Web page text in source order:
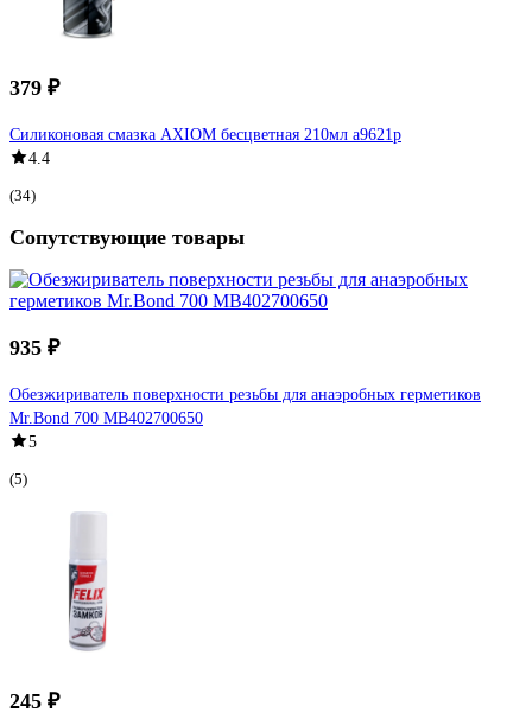
379 ₽
Силиконовая смазка AXIOM бесцветная 210мл a9621p
4.4
(34)
Сопутствующие товары
935 ₽
Обезжириватель поверхности резьбы для анаэробных герметиков
Mr.Bond 700 MB402700650
5
(5)
245 ₽